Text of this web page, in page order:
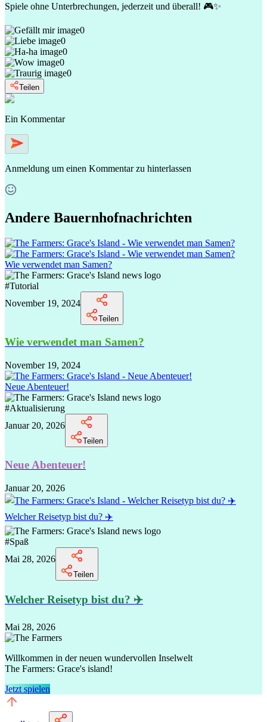
Spiele ohne Unterbrechungen, jederzeit und überall! 🎮✨
0
0
0
0
0
Teilen
Ein Kommentar
Anmeldung um einen Kommentar zu hinterlassen
Andere Bauernhofnachrichten
Wie verwendet man Samen?
#Tutorial
November 19, 2024
Teilen
Wie verwendet man Samen?
November 19, 2024
Neue Abenteuer!
#Aktualisierung
Januar 20, 2026
Teilen
Neue Abenteuer!
Januar 20, 2026
Welcher Reisetyp bist du? ✈️
#Spaß
Mai 28, 2026
Teilen
Welcher Reisetyp bist du? ✈️
Mai 28, 2026
Willkommen in der neuen wundervollen Inselwelt
The Farmers: Grace's island!
Jetzt spielen